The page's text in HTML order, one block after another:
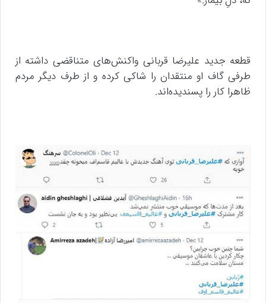
قطعه جدید علیرضا قربانی واکنش‌های متناقضی داشته از
طرفی گاف او منتقدان را شاکی کرده و از طرف دیگر مردم
ظاهرا کار را پسندیده‌اند.